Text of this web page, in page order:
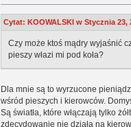
Cytat: KOOWALSKI w Stycznia 23,
Czy może ktoś mądry wyjaśnić
pieszy włazi mi pod koła?
Dla mnie są to wyrzucone
wśród pieszych i kierowców.
Są światła, które włączają tylko
zdecydowanie nie działa na